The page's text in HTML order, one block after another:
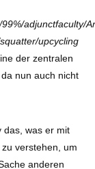
adjunctfaculty/
upcycling
der zentralen
nun auch nicht
das, was er mit
verstehen, um
anderen